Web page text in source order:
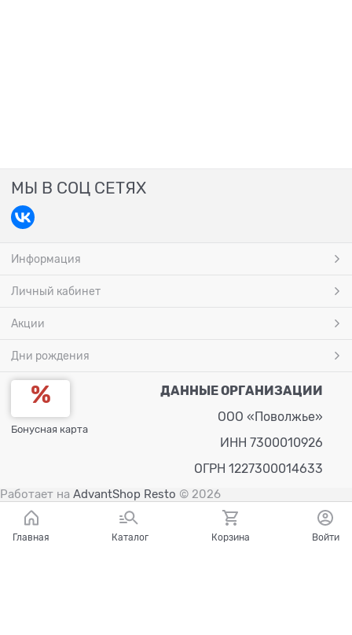
МЫ В СОЦ СЕТЯХ
Информация
Личный кабинет
Акции
Дни рождения
Бонусная карта
ДАННЫЕ ОРГАНИЗАЦИИ
ООО «Поволжье»
ИНН 7300010926
ОГРН 1227300014633
Работает на AdvantShop Resto © 2026
Главная Каталог Корзина Войти